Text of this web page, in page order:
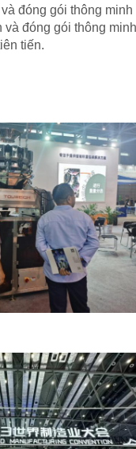
đóng gói thông minh
và đóng gói thông
tiến.